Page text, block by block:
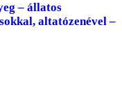
– állatos
altatózenével –